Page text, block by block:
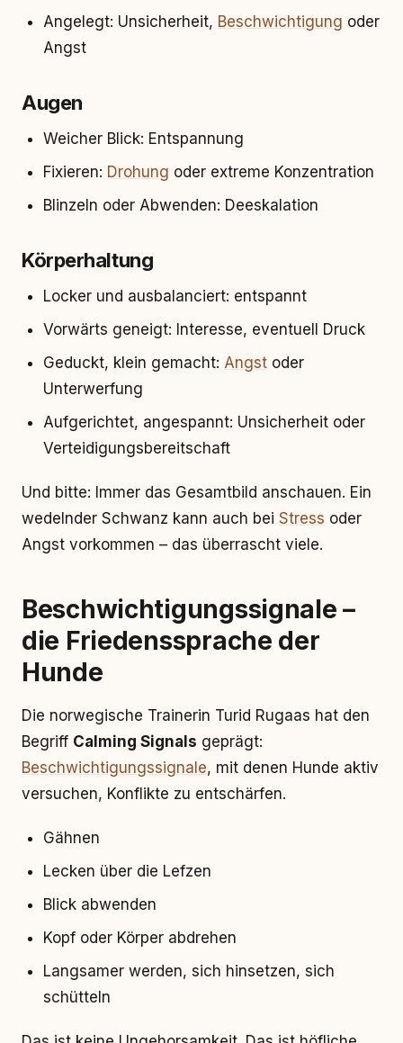
Angelegt: Unsicherheit, Beschwichtigung oder
Angst
Augen
Weicher Blick: Entspannung
Fixieren: Drohung oder extreme Konzentration
Blinzeln oder Abwenden: Deeskalation
Körperhaltung
Locker und ausbalanciert: entspannt
Vorwärts geneigt: Interesse, eventuell Druck
Geduckt, klein gemacht: Angst oder
Unterwerfung
Aufgerichtet, angespannt: Unsicherheit oder
Verteidigungsbereitschaft
Und bitte: Immer das Gesamtbild anschauen. Ein
wedelnder Schwanz kann auch bei Stress oder
Angst vorkommen – das überrascht viele.
Beschwichtigungssignale –
die Friedenssprache der
Hunde
Die norwegische Trainerin Turid Rugaas hat den
Begriff Calming Signals geprägt:
Beschwichtigungssignale, mit denen Hunde aktiv
versuchen, Konflikte zu entschärfen.
Gähnen
Lecken über die Lefzen
Blick abwenden
Kopf oder Körper abdrehen
Langsamer werden, sich hinsetzen, sich
schütteln